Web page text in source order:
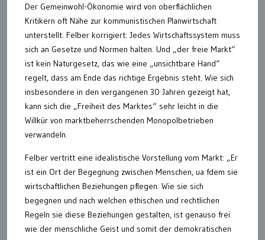
Der Gemeinwohl-Ökonomie wird von oberflächlichen
Kritikern oft Nähe zur kommunistischen Planwirtschaft
unterstellt. Felber korrigiert: Jedes Wirtschaftssystem muss
sich an Gesetze und Normen halten. Und „der freie Markt“
ist kein Naturgesetz, das wie eine „unsichtbare Hand“
regelt, dass am Ende das richtige Ergebnis steht. Wie sich
insbesondere in den vergangenen 30 Jahren gezeigt hat,
kann sich die „Freiheit des Marktes“ sehr leicht in die
Willkür von marktbeherrschenden Monopolbetrieben
verwandeln.
Felber vertritt eine idealistische Vorstellung vom Markt: „Er
ist ein Ort der Begegnung zwischen Menschen, ua fdem sie
wirtschaftlichen Beziehungen pflegen. Wie sie sich
begegnen und nach welchen ethischen und rechtlichen
Regeln sie diese Beziehungen gestalten, ist genauso frei
wie der menschliche Geist und somit der demokratischen